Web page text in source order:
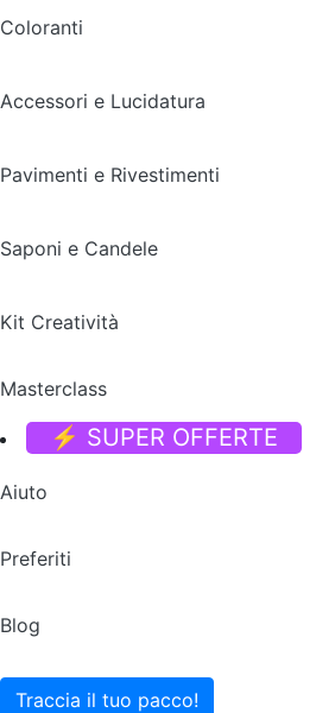
Coloranti
Accessori e Lucidatura
Pavimenti e Rivestimenti
Saponi e Candele
Kit Creatività
Masterclass
⚡ SUPER OFFERTE
Aiuto
Preferiti
Blog
Traccia il tuo pacco!